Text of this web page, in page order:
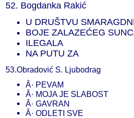
52. Bogdanka Rakić
U DRUŠTVU
BOJE ZALAZEĆEG
ILEGALA
NA PUTU ZA
53.Obradović S. Ljubodrag
Â· PEVAM
Â· MOJA JE SLABOST
Â· GAVRAN
Â· ODLETI SVE